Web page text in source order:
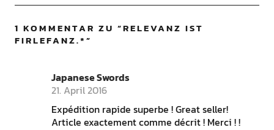
1 KOMMENTAR ZU “RELEVANZ IST
FIRLEFANZ.*”
Japanese Swords
21. April 2016
Expédition rapide superbe ! Great seller!
Article exactement comme décrit ! Merci ! !